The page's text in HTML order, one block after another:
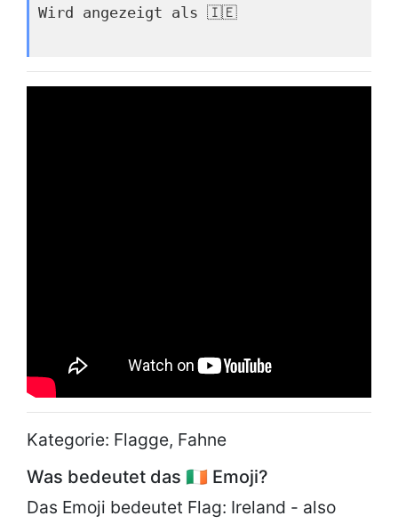
Wird angezeigt als 🇮🇪
Kategorie: Flagge, Fahne
Was bedeutet das 🇮🇪 Emoji?
Das Emoji bedeutet Flag: Ireland - also